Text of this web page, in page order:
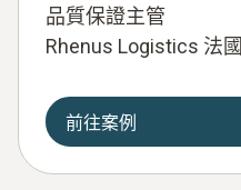
品質保證主管
Rhenus Logistics 法國
前往案例